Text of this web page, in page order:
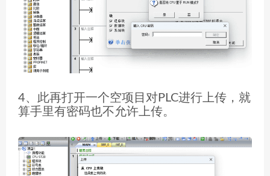
4、此再打开一个空项目对PLC进行上传，就
算手里有密码也不允许上传。